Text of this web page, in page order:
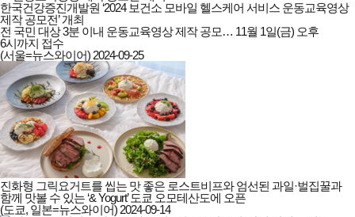
한국건강증진개발원 ‘2024 보건소 모바일 헬스케어 서비스 운동교육영상
제작 공모전’ 개최
전 국민 대상 3분 이내 운동교육영상 제작 공모… 11월 1일(금) 오후
6시까지 접수
(서울=뉴스와이어) 2024-09-25
진화형 그릭요거트를 씹는 맛 좋은 로스트비프와 엄선된 과일·벌집꿀과
함께 맛볼 수 있는 ‘& Yogurt’ 도쿄 오모테산도에 오픈
(도쿄, 일본=뉴스와이어) 2024-09-14